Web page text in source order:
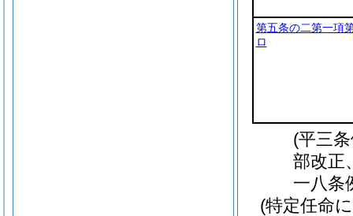
第五条の二第一項
ロ
(平三
部改正
一八条
(特定任命